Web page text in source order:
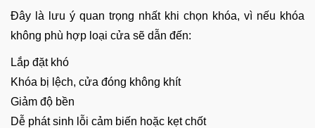
Đây là lưu ý quan trọng nhất khi chọn khóa, vì nếu khóa
không phù hợp loại cửa sẽ dẫn đến:
Lắp đặt khó
Khóa bị lệch, cửa đóng không khít
Giảm độ bền
Dễ phát sinh lỗi cảm biến hoặc kẹt chốt